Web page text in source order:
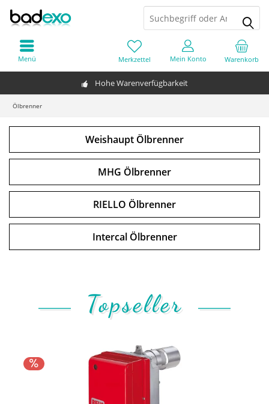
Hohe Warenverfügbarkeit
Warenkorb
Merkzettel Mein Konto
Menü
Ölbrenner
Weishaupt Ölbrenner
MHG Ölbrenner
RIELLO Ölbrenner
Intercal Ölbrenner
Topseller